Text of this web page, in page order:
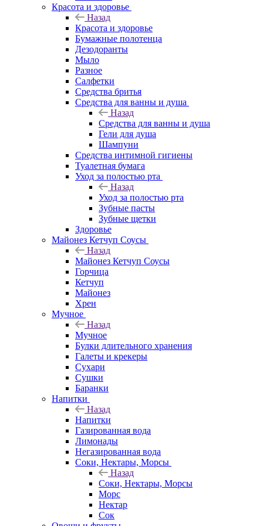
Красота и здоровье
Назад
Красота и здоровье
Бумажные полотенца
Дезодоранты
Мыло
Разное
Салфетки
Средства бритья
Средства для ванны и душа
Назад
Средства для ванны и душа
Гели для душа
Шампуни
Средства интимной гигиены
Туалетная бумага
Уход за полостью рта
Назад
Уход за полостью рта
Зубные пасты
Зубные щетки
Здоровье
Майонез Кетчуп Соусы
Назад
Майонез Кетчуп Соусы
Горчица
Кетчуп
Майонез
Хрен
Мучное
Назад
Мучное
Булки длительного хранения
Галеты и крекеры
Сухари
Сушки
Баранки
Напитки
Назад
Напитки
Газированная вода
Лимонады
Негазированная вода
Соки, Нектары, Морсы
Назад
Соки, Нектары, Морсы
Морс
Нектар
Сок